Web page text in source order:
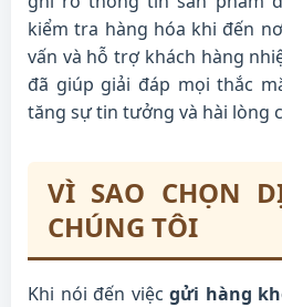
kiểm tra hàng hóa khi đến
vấn và hỗ trợ khách hàng
đã giúp giải đáp mọi thắc
tăng sự tin tưởng và hài lòng
VÌ SAO CHỌN
CHÚNG TÔI
Khi nói đến việc gửi hàng